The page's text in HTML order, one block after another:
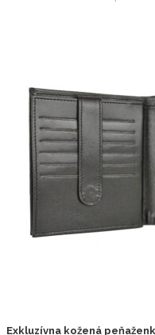
Exkluzívna kožená